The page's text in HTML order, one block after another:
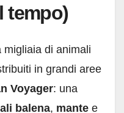
tempo)
migliaia di animali
in grandi aree
Voyager: una
balena, mante e